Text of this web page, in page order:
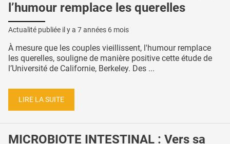
l’humour remplace les querelles
Actualité publiée il y a 7 années 6 mois
À mesure que les couples vieillissent, l'humour remplace
les querelles, souligne de manière positive cette étude de
l’Université de Californie, Berkeley. Des ...
LIRE LA SUITE
MICROBIOTE INTESTINAL : Vers sa